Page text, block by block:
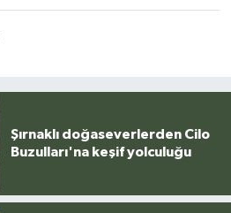
Şırnaklı doğaseverlerden Cilo
Buzulları'na keşif yolculuğu